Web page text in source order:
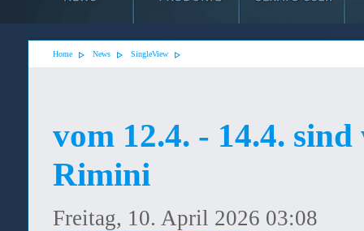
Home News SingleView
vom 12.4. - 14.4.
Rimini
Freitag, 10. April 2026 03:08